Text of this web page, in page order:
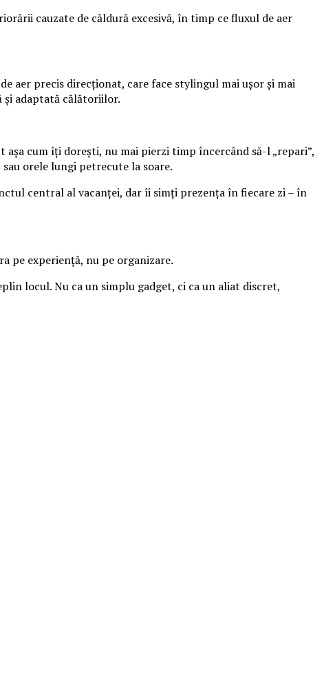
cauzate de căldură excesivă, în timp ce fluxul de aer
aer precis direcționat, care face stylingul mai ușor și mai
și adaptată călătoriilor.
cum îți dorești, nu mai pierzi timp încercând să-l „repari”,
orele lungi petrecute la soare.
central al vacanței, dar îi simți prezența în fiecare zi – în
pe experiență, nu pe organizare.
locul. Nu ca un simplu gadget, ci ca un aliat discret,